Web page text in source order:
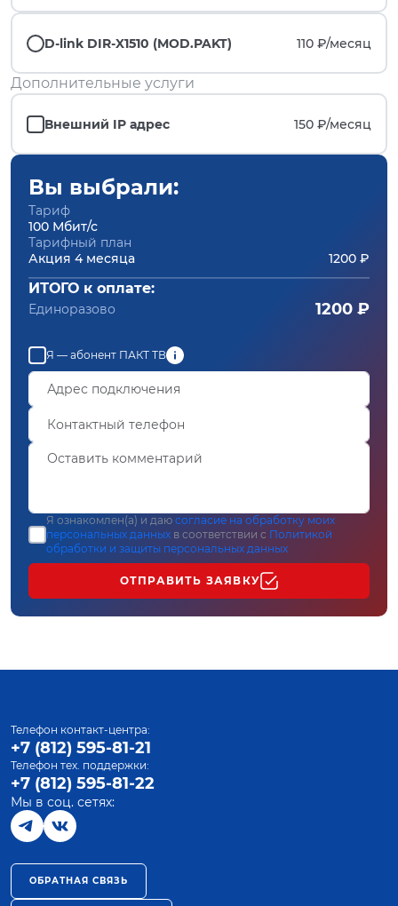
D-link DIR-X1510 (MOD.PAKT) 110 ₽/месяц
Дополнительные услуги
Внешний IP адрес 150 ₽/месяц
Вы выбрали:
Тариф
100 Мбит/с
Тарифный план
Акция 4 месяца
1200 ₽
ИТОГО к оплате:
Единоразово 1200 ₽
Я — абонент ПАКТ ТВ
Я ознакомлен(а) и даю согласие на обработку моих
персональных данных в соответствии с Политикой
обработки и защиты персональных данных
ОТПРАВИТЬ ЗАЯВКУ
Телефон контакт-центра:
+7 (812) 595-81-21
Телефон тех. поддержки:
+7 (812) 595-81-22
Мы в соц. сетях:
ОБРАТНАЯ СВЯЗЬ